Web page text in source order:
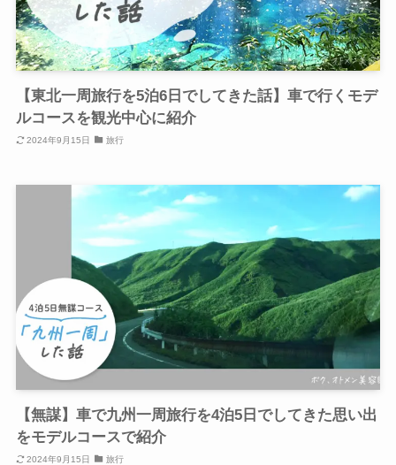
【東北一周旅行を5泊6日でしてきた話】車で行くモデ
ルコースを観光中心に紹介
2024年9月15日 旅行
【無謀】車で九州一周旅行を4泊5日でしてきた思い出
をモデルコースで紹介
2024年9月15日 旅行